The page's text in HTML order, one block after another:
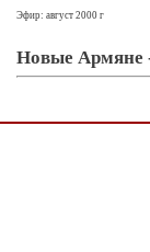
Эфир: август 2000 г
Новые Армяне